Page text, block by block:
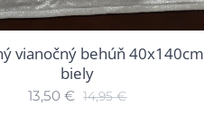
vianočný behúň 40x140cm
biely
13,50 € 14,95€